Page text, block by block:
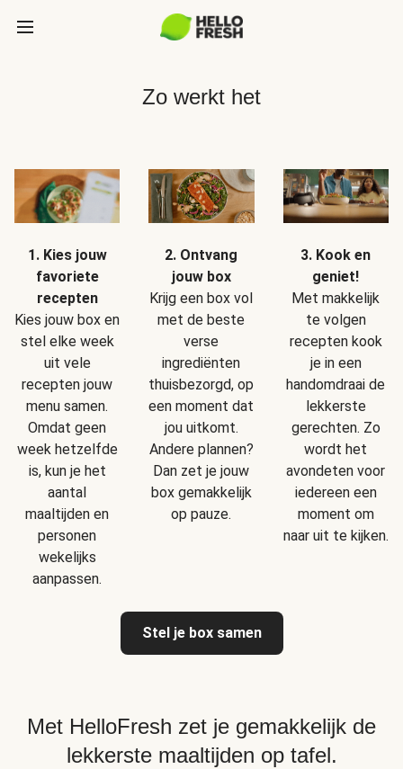
Zo werkt het
1. Kies jouw
favoriete
recepten
Kies jouw box en
stel elke week
uit vele
recepten jouw
menu samen.
Omdat geen
week hetzelfde
is, kun je het
aantal
maaltijden en
personen
wekelijks
aanpassen.
2. Ontvang
jouw box
Krijg een box vol
met de beste
verse
ingrediënten
thuisbezorgd, op
een moment dat
jou uitkomt.
Andere plannen?
Dan zet je jouw
box gemakkelijk
op pauze.
3. Kook en
geniet!
Met makkelijk
te volgen
recepten kook
je in een
handomdraai de
lekkerste
gerechten. Zo
wordt het
avondeten voor
iedereen een
moment om
naar uit te kijken.
Stel je box samen
Met HelloFresh zet je gemakkelijk de
lekkerste maaltijden op tafel.